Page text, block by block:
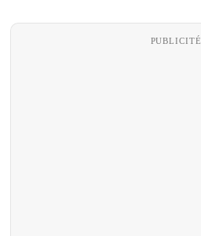
PUBLICITÉ